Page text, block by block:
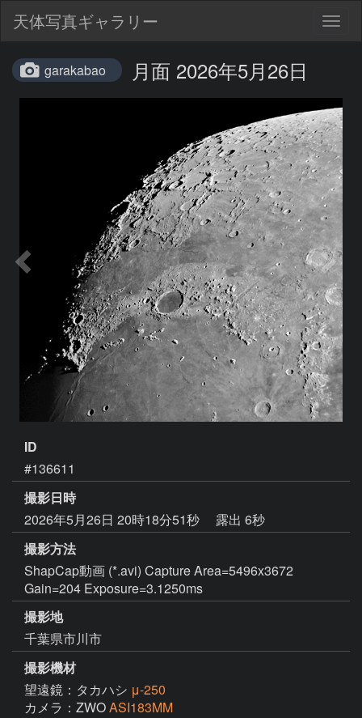
天体写真ギャラリー
garakabao 月面 2026‎年5月26日
ID
#136611
撮影日時
2026年5月26日 20時18分51秒
露出 6秒
撮影方法
ShapCap動画 (*.avi) Capture Area=5496x3672
Gain=204 Exposure=3.1250ms
撮影地
千葉県市川市
撮影機材
望遠鏡：タカハシ μ-250
カメラ：ZWOASI183MM